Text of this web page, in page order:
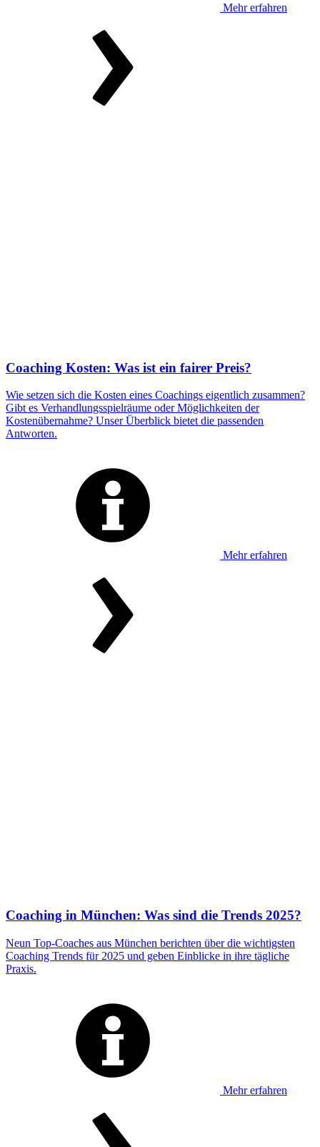
Mehr erfahren
Coaching Kosten: Was ist ein fairer Preis?
Wie setzen sich die Kosten eines Coachings eigentlich zusammen?
Gibt es Verhandlungsspielräume oder Möglichkeiten der
Kostenübernahme? Unser Überblick bietet die passenden
Antworten.
Mehr erfahren
Coaching in München: Was sind die Trends 2025?
Neun Top-Coaches aus München berichten über die wichtigsten
Coaching Trends für 2025 und geben Einblicke in ihre tägliche
Praxis.
Mehr erfahren